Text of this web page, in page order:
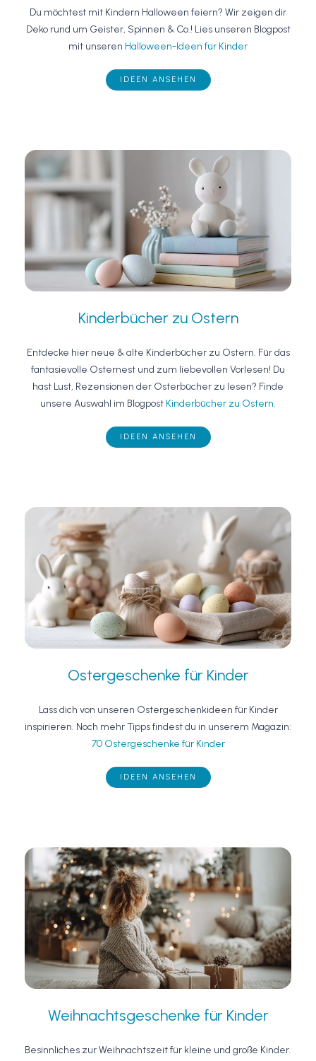
Du möchtest mit Kindern Halloween feiern? Wir zeigen dir
Deko rund um Geister, Spinnen & Co.! Lies unseren Blogpost
mit unseren Halloween-Ideen für Kinder
IDEEN ANSEHEN
Kinderbücher zu Ostern
Entdecke hier neue & alte Kinderbücher zu Ostern. Für das
fantasievolle Osternest und zum liebevollen Vorlesen! Du
hast Lust, Rezensionen der Osterbücher zu lesen? Finde
unsere Auswahl im Blogpost Kinderbücher zu Ostern.
IDEEN ANSEHEN
Ostergeschenke für Kinder
Lass dich von unseren Ostergeschenkideen für Kinder
inspirieren. Noch mehr Tipps findest du in unserem Magazin:
70 Ostergeschenke für Kinder
IDEEN ANSEHEN
Weihnachtsgeschenke für Kinder
Besinnliches zur Weihnachtszeit für kleine und große Kinder.